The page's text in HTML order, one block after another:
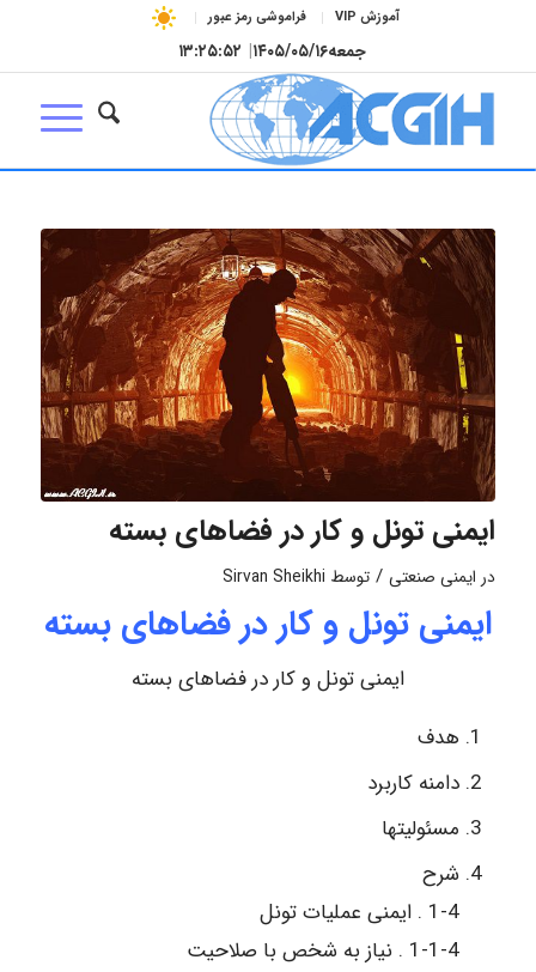
آموزش VIP فراموشی رمز عبور
جمعه۱۴۰۵/۰۵/۱۶| ۱۳:۲۵:۵۳
ایمنی تونل و کار در فضاهای بسته
در ایمنی صنعتی / توسط Sirvan Sheikhi
ایمنی تونل و کار در فضاهای بسته
ایمنی تونل و کار در فضاهای بسته
هدف
دامنه کاربرد
مسئولیتها
شرح
1-4 . ایمنی عملیات تونل
1-1-4 . نیاز به شخص با صلاحیت